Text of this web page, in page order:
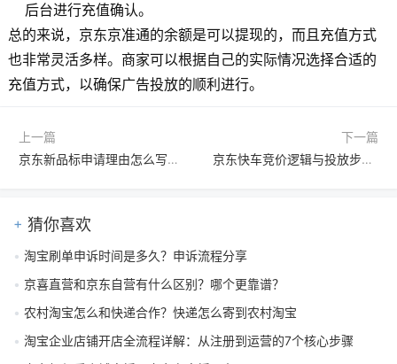
后台进行充值确认。
总的来说，京东京准通的余额是可以提现的，而且充值方式
也非常灵活多样。商家可以根据自己的实际情况选择合适的
充值方式，以确保广告投放的顺利进行。
上一篇
京东新品标申请理由怎么写才能快速通过审核
下一篇
京东快车竞价逻辑与投放步骤详解
猜你喜欢
淘宝刷单申诉时间是多久？申诉流程分享
京喜直营和京东自营有什么区别？哪个更靠谱？
农村淘宝怎么和快递合作？快递怎么寄到农村淘宝
淘宝企业店铺开店全流程详解：从注册到运营的7个核心步骤